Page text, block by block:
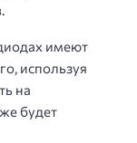
имеют
используя
на
будет